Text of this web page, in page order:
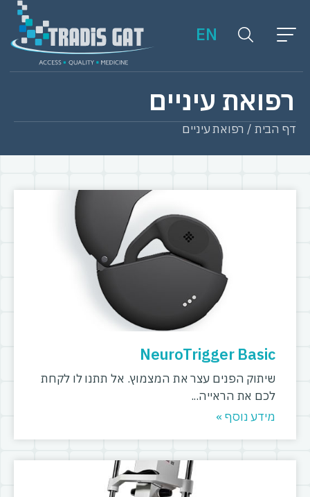
EN
רפואת עיניים
דף הבית / רפואת עיניים
NeuroTrigger Basic
שיתוק הפנים עצר את המצמוץ. אל תתנו לו לקחת
לכם את הראייה
מידע נוסף »